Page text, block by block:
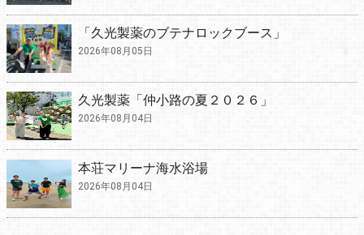
「久光製薬のブテナロックブース」
2026年08月05日
久光製薬「仲小路の夏２０２６」
2026年08月04日
本荘マリーナ海水浴場
2026年08月04日